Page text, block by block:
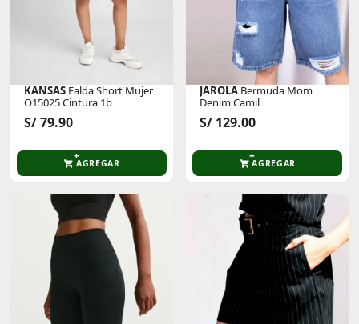
KANSAS Falda Short Mujer
O15025 Cintura 1b
S/ 79.90
AGREGAR
JAROLA Bermuda Mom
Denim Camil
S/ 129.00
AGREGAR